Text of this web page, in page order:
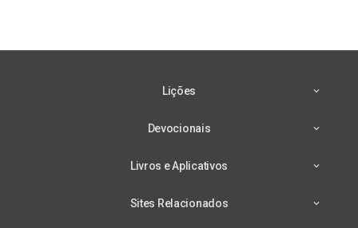
Lições
Devocionais
Livros e Aplicativos
Sites Relacionados